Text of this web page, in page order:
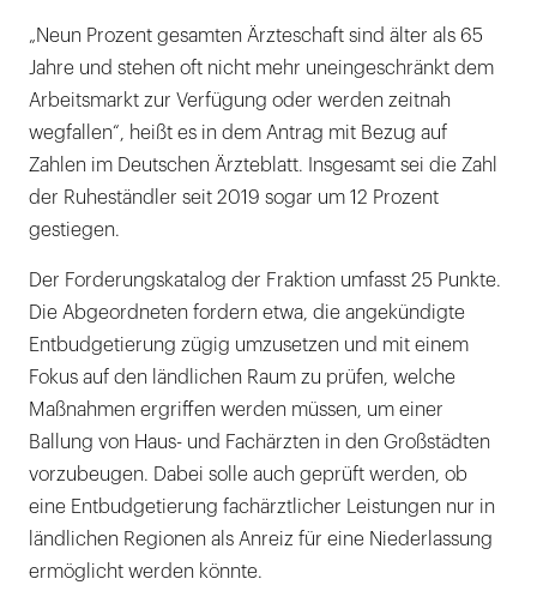
„Neun Prozent gesamten Ärzteschaft sind älter als 65
Jahre und stehen oft nicht mehr uneingeschränkt dem
Arbeitsmarkt zur Verfügung oder werden zeitnah
wegfallen“, heißt es in dem Antrag mit Bezug auf
Zahlen im Deutschen Ärzteblatt. Insgesamt sei die Zahl
der Ruheständler seit 2019 sogar um 12 Prozent
gestiegen.
Der Forderungskatalog der Fraktion umfasst 25 Punkte.
Die Abgeordneten fordern etwa, die angekündigte
Entbudgetierung zügig umzusetzen und mit einem
Fokus auf den ländlichen Raum zu prüfen, welche
Maßnahmen ergriffen werden müssen, um einer
Ballung von Haus- und Fachärzten in den Großstädten
vorzubeugen. Dabei solle auch geprüft werden, ob
eine Entbudgetierung fachärztlicher Leistungen nur in
ländlichen Regionen als Anreiz für eine Niederlassung
ermöglicht werden könnte.